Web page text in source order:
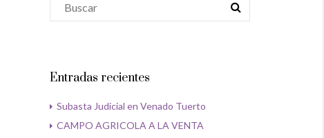
Entradas recientes
Subasta Judicial en Venado Tuerto
CAMPO AGRICOLA A LA VENTA